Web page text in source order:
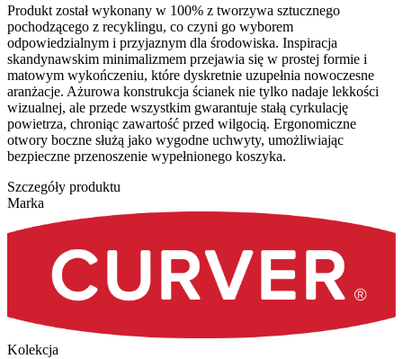
Produkt został wykonany w 100% z tworzywa sztucznego
pochodzącego z recyklingu, co czyni go wyborem
odpowiedzialnym i przyjaznym dla środowiska. Inspiracja
skandynawskim minimalizmem przejawia się w prostej formie i
matowym wykończeniu, które dyskretnie uzupełnia nowoczesne
aranżacje. Ażurowa konstrukcja ścianek nie tylko nadaje lekkości
wizualnej, ale przede wszystkim gwarantuje stałą cyrkulację
powietrza, chroniąc zawartość przed wilgocią. Ergonomiczne
otwory boczne służą jako wygodne uchwyty, umożliwiając
bezpieczne przenoszenie wypełnionego koszyka.
Szczegóły produktu
Marka
Kolekcja